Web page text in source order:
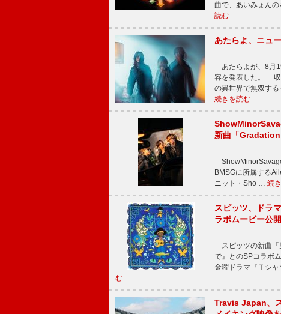
曲で、あいみょん
読む
あたらよ、ニュ
あたらよが、8月
容を発表した。 収
の異世界で無双す
続きを読む
新曲「
BMSGに所属する
ニット・Sho … 続
スピッツ、ドラ
ラボムービー公開
スピッツの新曲「
で』とのSPコラボ
金曜ドラマ『Ｔシ
む
Travis Japan、